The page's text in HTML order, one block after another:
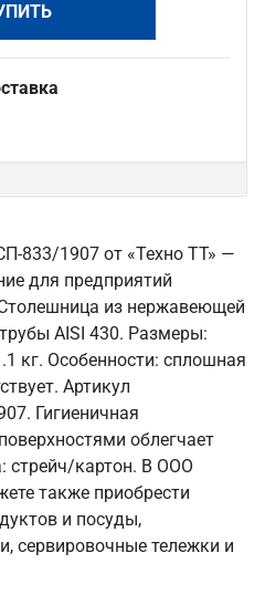
833/1907 от «Техно ТТ» —
для предприятий
из нержавеющей
AISI 430. Размеры:
кг. Особенности: сплошная
Артикул
Гигиеничная
облегчает
стрейч/картон. В ООО
также приобрести
и посуды,
сервировочные тележки и